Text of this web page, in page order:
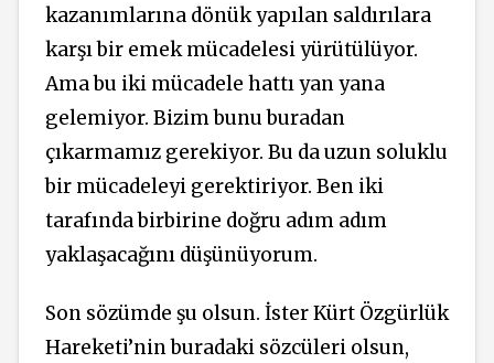
kazanımlarına dönük yapılan saldırılara
karşı bir emek mücadelesi yürütülüyor.
Ama bu iki mücadele hattı yan yana
gelemiyor. Bizim bunu buradan
çıkarmamız gerekiyor. Bu da uzun soluklu
bir mücadeleyi gerektiriyor. Ben iki
tarafında birbirine doğru adım adım
yaklaşacağını düşünüyorum.
Son sözümde şu olsun. İster Kürt Özgürlük
Hareketi’nin buradaki sözcüleri olsun,